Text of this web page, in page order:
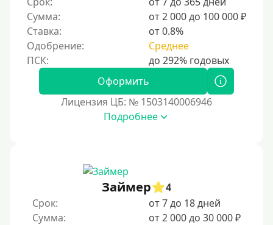
ответственное финансовое поведение поможет
восстановить доверие кредиторов.
Для погашения других кредитов
До зарплаты
Для бизнеса
По военному билету
Сумма:
от 2 000 до 100 000 ₽
Ставка:
от 0.8%
Одобрение:
Среднее
Оформить
Лицензия ЦБ: № 1503140006946
Подробнее
Займер
4
Срок:
от 7 до 18 дней
Сумма:
от 2 000 до 30 000 ₽